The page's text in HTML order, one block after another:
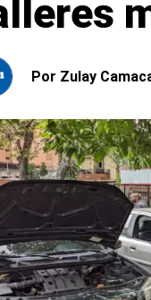
Por Zulay